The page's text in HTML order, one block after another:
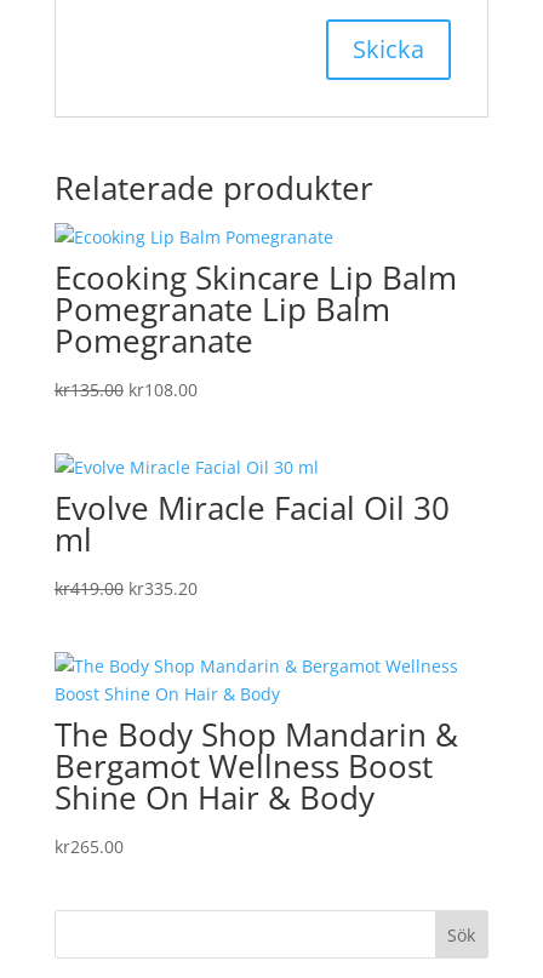
Relaterade produkter
Ecooking Skincare Lip Balm
Pomegranate Lip Balm
Pomegranate
kr135.00 Det
var:
kr135.00.
kr108.00Det
är:
kr108.00.
Evolve Miracle Facial Oil 30
ml
kr419.00 Det
var:
kr419.00.
kr335.20Det
är:
kr335.20.
The Body Shop Mandarin &
Bergamot Wellness Boost
Shine On Hair & Body
kr265.00